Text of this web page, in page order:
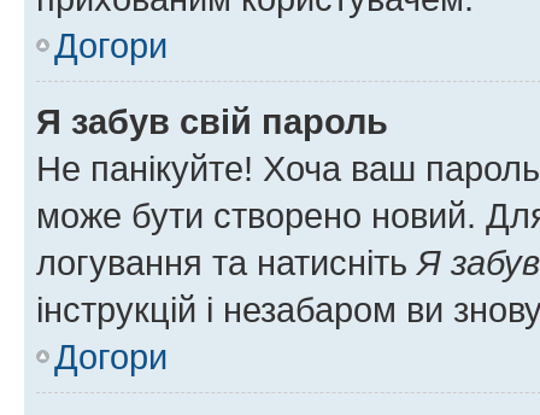
Догори
Я забув свій пароль
Не панікуйте! Хоча ваш
може бути створено новий.
логування та натисніть Я
інструкцій і незабаром ви
Догори